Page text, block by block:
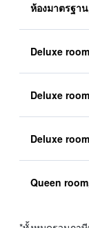
ห้องมาตรฐา
Deluxe
Deluxe
Deluxe
Queen